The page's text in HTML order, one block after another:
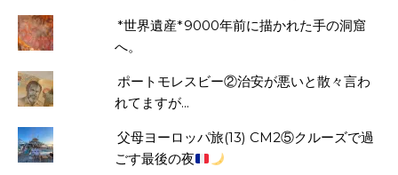
*世界遺産*9000年前に描かれた手の洞窟
へ。
ポートモレスビー②治安が悪いと散々言わ
れてますが...
父母ヨーロッパ旅(13) CM2⑤クルーズで過
ごす最後の夜